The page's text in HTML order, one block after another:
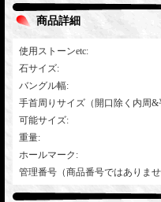
商品詳細
使用ストーンetc:
石サイズ:
バングル幅:
手首周りサイズ（開口除く内周&
可能サイズ:
重量:
ホールマーク :
管理番号（商品番号ではありま